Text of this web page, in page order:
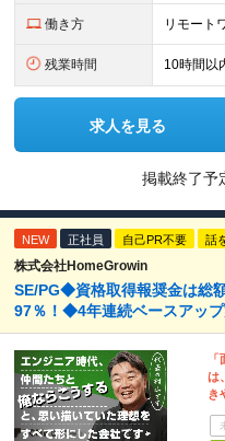
働き方 リモート
残業時間 10時間以
求人を見る
掲載終了予
NEW 正社員 自己PR不要 話
株式会社HomeGrowin
SE/PG◆資格取得報奨金は総
97％！◆4年連続ベースアッ
は
き